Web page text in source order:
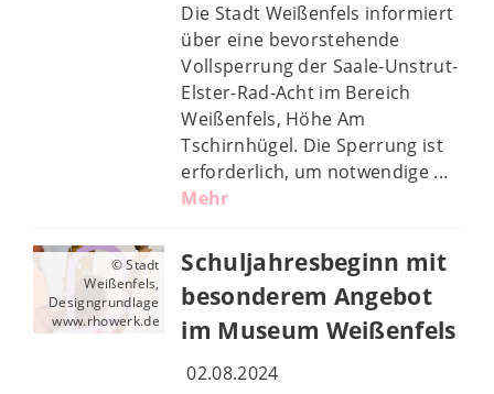
Die Stadt Weißenfels informiert
über eine bevorstehende
Vollsperrung der Saale-Unstrut-
Elster-Rad-Acht im Bereich
Weißenfels, Höhe Am
Tschirnhügel. Die Sperrung ist
erforderlich, um notwendige ...
Mehr
© Stadt
Weißenfels,
Designgrundlage
www.rhowerk.de
Schuljahresbeginn mit
besonderem Angebot
im Museum Weißenfels
02.08.2024